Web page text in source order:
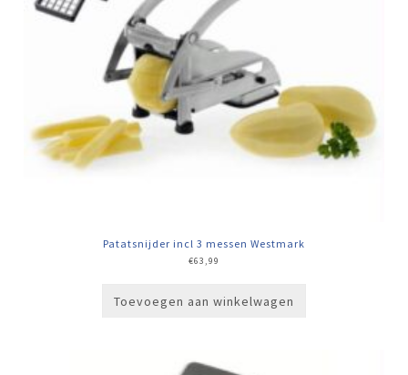
Patatsnijder incl 3 messen Westmark
€63,99
Toevoegen aan winkelwagen